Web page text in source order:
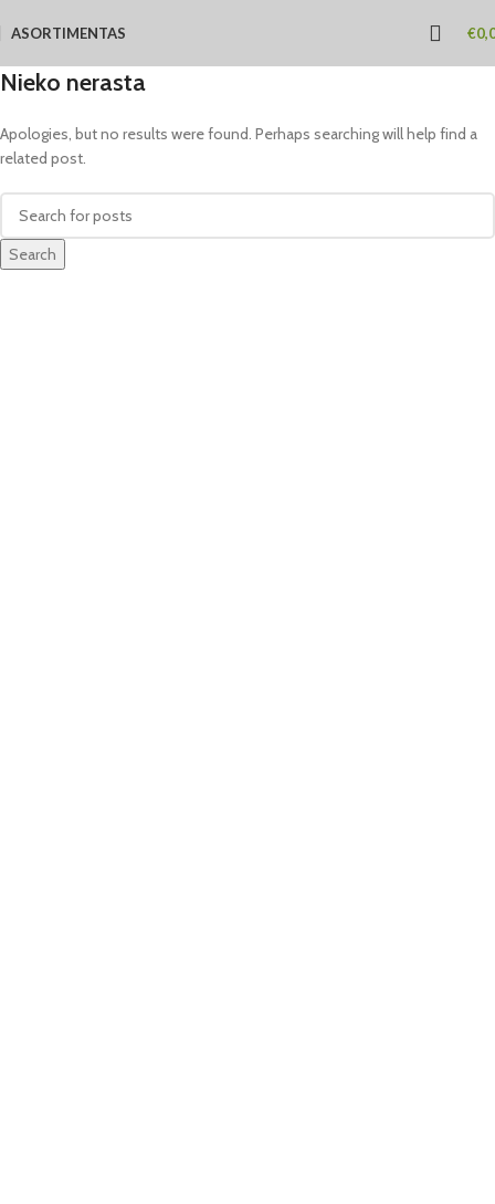
ASORTIMENTAS €
Nieko nerasta
Apologies, but no results were found. Perhaps searching will help find a
related post.
Search